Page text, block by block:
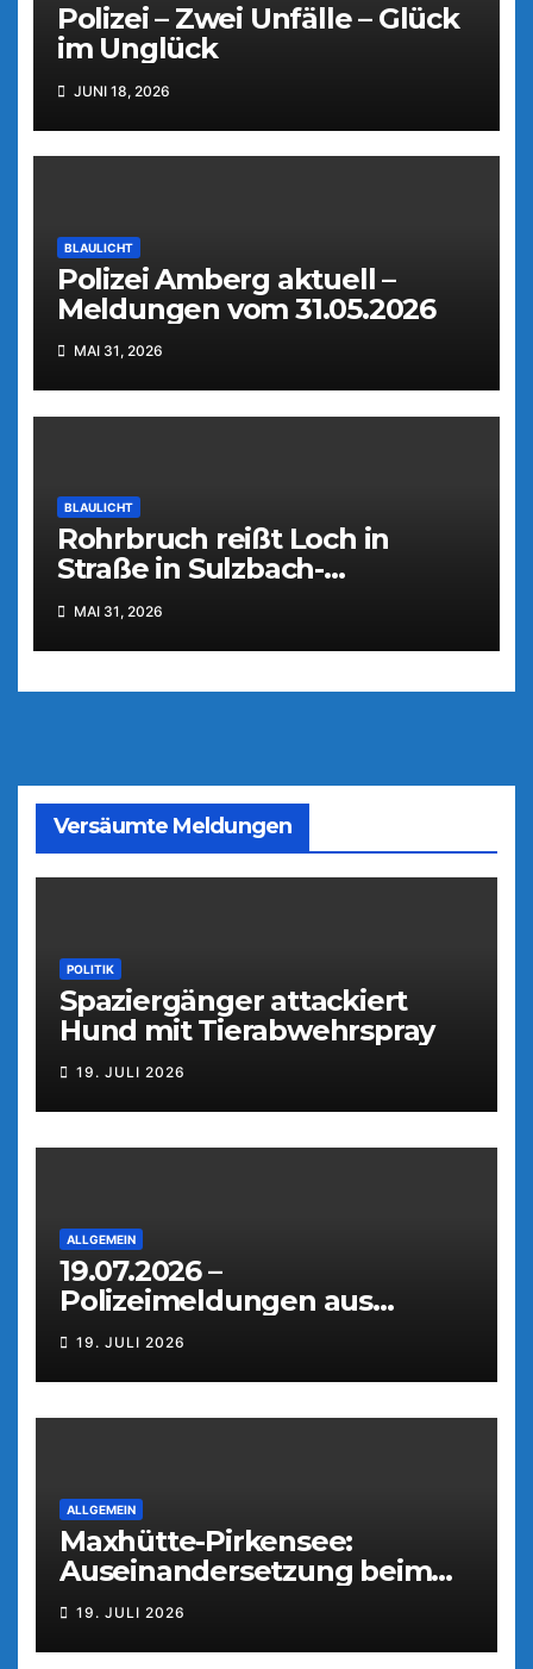
Polizei – Zwei Unfälle – Glück
im Unglück
JUNI 18, 2026
BLAULICHT
Polizei Amberg aktuell –
Meldungen vom 31.05.2026
MAI 31, 2026
BLAULICHT
Rohrbruch reißt Loch in
Straße in Sulzbach-
Rosenberg
MAI 31, 2026
Versäumte Meldungen
POLITIK
Spaziergänger attackiert
Hund mit Tierabwehrspray
19. JULI 2026
ALLGEMEIN
19.07.2026 –
Polizeimeldungen aus
Weiden
19. JULI 2026
ALLGEMEIN
Maxhütte-Pirkensee:
Auseinandersetzung beim
Parkfest
19. JULI 2026